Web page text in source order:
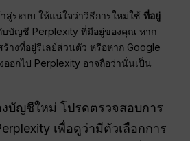
สู่ระบบ ให้แน่ใจว่าวิธีการใหม่ใช้ที่อยู่
บบัญชี Perplexity ที่มีอยู่ของคุณ หาก
างที่อยู่รีเลย์ส่วนตัว หรือหาก Google
ออกไป Perplexity อาจถือว่านั่นเป็น
บัญชีใหม่ โปรดตรวจสอบการ
เพื่อดูว่ามีตัวเลือกการ